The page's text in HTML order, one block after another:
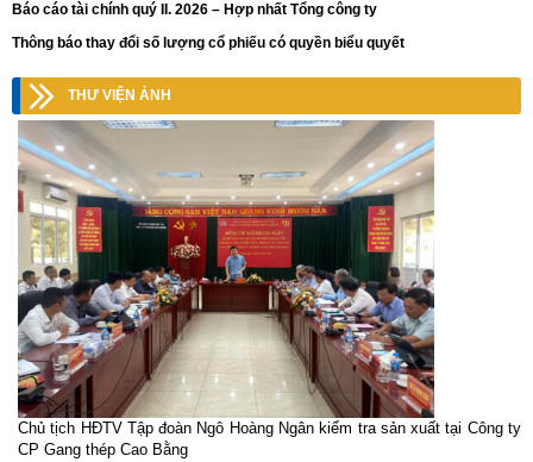
Báo cáo tài chính quý II. 2026 – Hợp nhất Tổng công ty
Thông báo thay đổi số lượng cổ phiếu có quyền biểu quyết
THƯ VIỆN ẢNH
Chủ tịch HĐTV Tập đoàn Ngô Hoàng Ngân kiểm tra sản xuất tại Công ty
CP Gang thép Cao Bằng